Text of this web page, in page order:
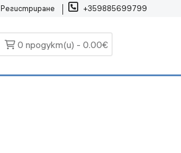
Регистриране +359885699799
0 продукт(и) - 0.00€